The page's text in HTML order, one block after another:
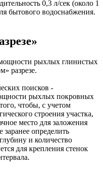
0,3 л/сек (около 1
бытового водоснабжения.
рыхлых глинистых
разрезе.
поисков -
рыхлых покровных
чтобы, с учетом
строения участка,
место для заложения
определить
и количество
для крепления стенок